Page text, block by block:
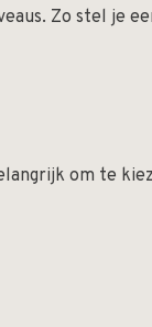
Zo stel je
om te